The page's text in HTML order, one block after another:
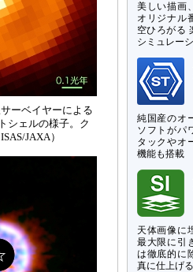
ーベイヤーによる
シェルの様子。ク
JAXA）
美しい描画
オリジナル
空ひろがる
シミュレー
純国産のオ
ソフトがパ
タックやオ
機能も搭載
天体画像に
最大限に引
は徹底的に
真に仕上げる